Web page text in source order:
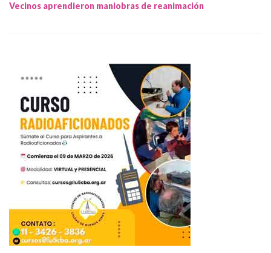
Vecinos aprendieron maniobras de reanimación